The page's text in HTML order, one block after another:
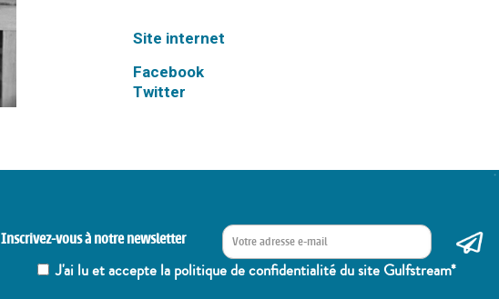
Site internet
Facebook
Twitter
Inscrivez-vous à notre newsletter
J'ai lu et accepte la politique de confidentialité du site Gulfstream*